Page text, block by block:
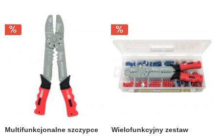
Multifunkcjonalne szczypce
Wielofunkcyjny zestaw